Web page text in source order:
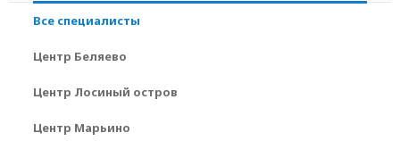
Все специалисты
Центр Беляево
Центр Лосиный остров
Центр Марьино